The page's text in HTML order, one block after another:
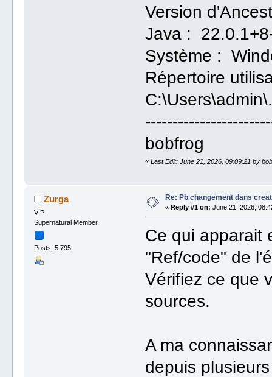
Version
Java :
Système :
Répertoire
bobfrog
«Last Edit: June 21, 2026, 09:09:21 by
Zurga
VIP
Supernatural Member
Posts: 5 795
Re: Pb changement dans
« Reply #1 on: June 21, 2026,
Ce qui apparait
"Ref/code" de
Vérifiez ce que
sources.
A ma
depuis